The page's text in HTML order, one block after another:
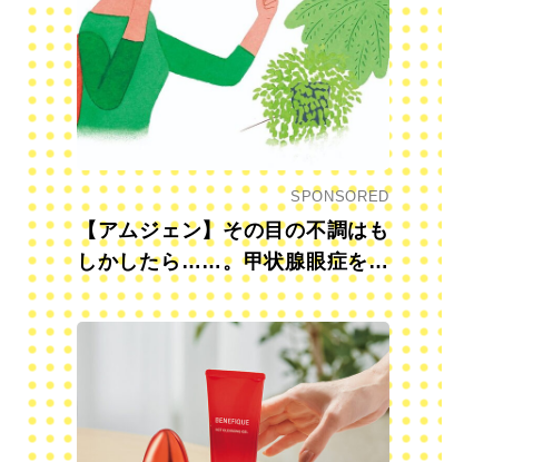
SPONSORED
【アムジェン】その目の不調はも
しかしたら……。甲状腺眼症を知
っていますか？